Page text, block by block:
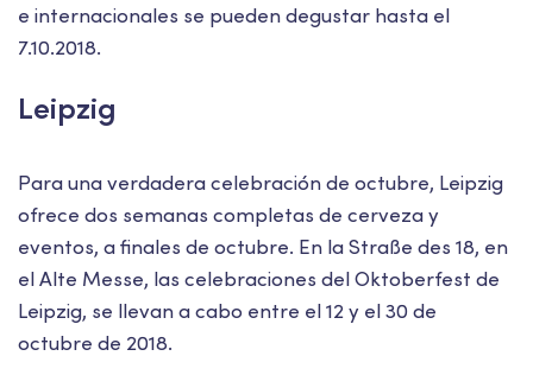
e internacionales se pueden degustar hasta el
7.10.2018.
Leipzig
Para una verdadera celebración de octubre, Leipzig
ofrece dos semanas completas de cerveza y
eventos, a finales de octubre. En la Straße des 18, en
el Alte Messe, las celebraciones del Oktoberfest de
Leipzig, se llevan a cabo entre el 12 y el 30 de
octubre de 2018.